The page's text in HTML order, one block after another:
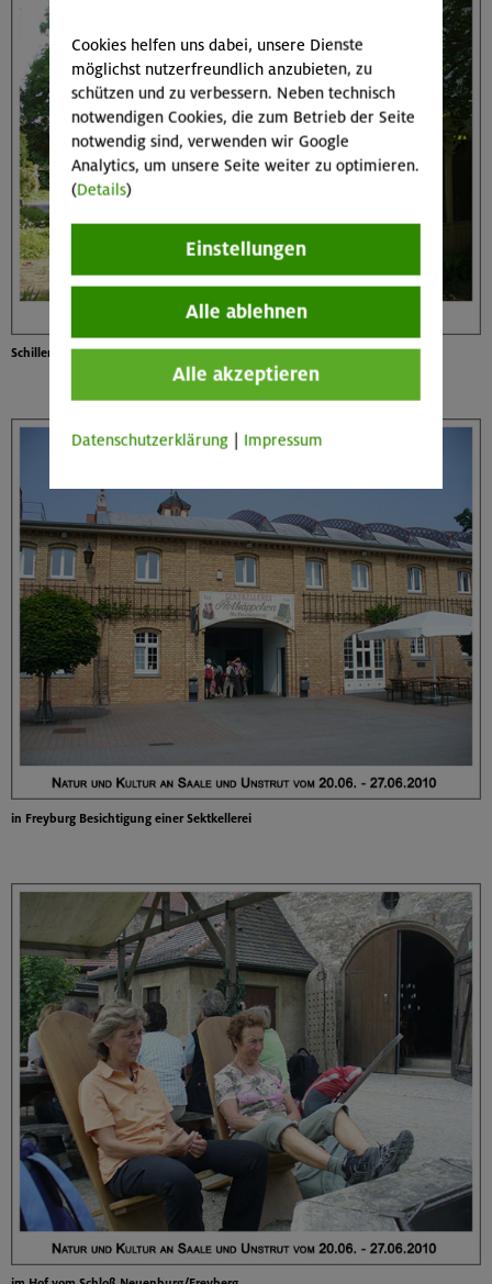
Schillers Gartenhaus
in Freyburg Besichtigung einer Sektkellerei
Cookies helfen uns dabei, unsere Dienste
möglichst nutzerfreundlich anzubieten, zu
schützen und zu verbessern. Neben technisch
notwendigen Cookies, die zum Betrieb der Seite
notwendig sind, verwenden wir Google
Analytics, um unsere Seite weiter zu optimieren.
(Details)
Einstellungen
Alle ablehnen
Alle akzeptieren
Datenschutzerklärung Impressum